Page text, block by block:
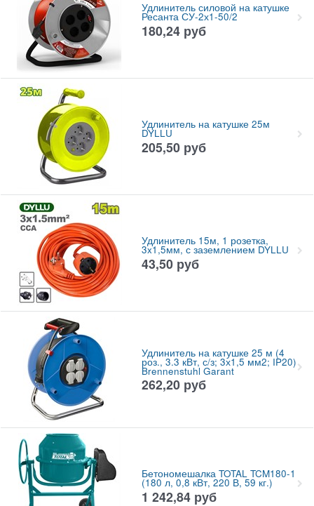
Удлинитель силовой на катушке
Ресанта СУ-2х1-50/2
180,24 руб
Удлинитель на катушке 25м
DYLLU
205,50 руб
Удлинитель 15м, 1 розетка,
3x1,5мм, с заземлением DYLLU
43,50 руб
Удлинитель на катушке 25 м (4
роз., 3.3 кВт, с/з; 3х1,5 мм2; IP20)
Brennenstuhl Garant
262,20 руб
Бетономешалка TOTAL TCM180-1
(180 л, 0,8 кВт, 220 В, 59 кг.)
1 242,84 руб